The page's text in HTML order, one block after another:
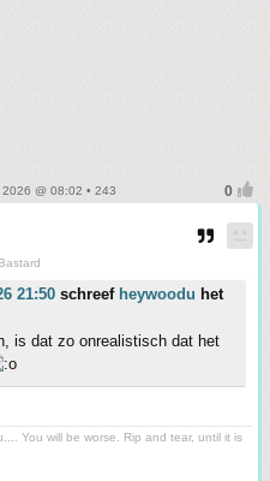
@ 08:02 • 243
21:50 schreef heywoodu het
is dat zo onrealistisch dat het
You will be worse. Rip and tear, until it is